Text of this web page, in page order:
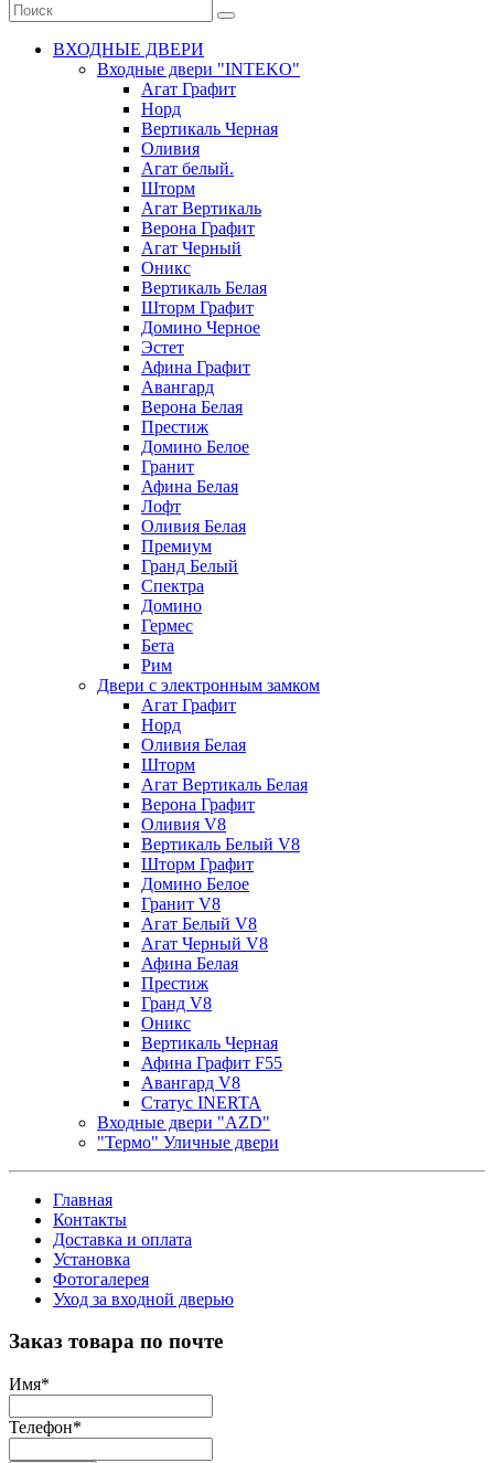
ВХОДНЫЕ ДВЕРИ
Входные двери "INTEKO"
Агат Графит
Норд
Вертикаль Черная
Оливия
Агат белый.
Шторм
Агат Вертикаль
Верона Графит
Агат Черный
Оникс
Вертикаль Белая
Шторм Графит
Домино Черное
Эстет
Афина Графит
Авангард
Верона Белая
Престиж
Домино Белое
Гранит
Афина Белая
Лофт
Оливия Белая
Премиум
Гранд Белый
Спектра
Домино
Гермес
Бета
Рим
Двери с электронным замком
Агат Графит
Норд
Оливия Белая
Шторм
Агат Вертикаль Белая
Верона Графит
Оливия V8
Вертикаль Белый V8
Шторм Графит
Домино Белое
Гранит V8
Агат Белый V8
Агат Черный V8
Афина Белая
Престиж
Гранд V8
Оникс
Вертикаль Черная
Афина Графит F55
Авангард V8
Статус INERTA
Входные двери "AZD"
"Термо" Уличные двери
Главная
Контакты
Доставка и оплата
Установка
Фотогалерея
Уход за входной дверью
Заказ товара по почте
Имя*
Телефон*